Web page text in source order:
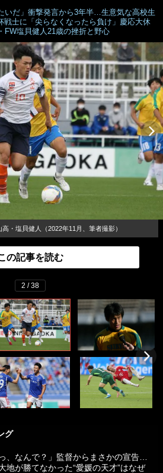
いだ」衝撃発言から3年半…生意気な高校生
戦士に「尖らなくなったら負け」慶応大休
塩貝健人21歳の挫折と野心
・塩貝健人（2022年11月、筆者撮影）
の記事を読む
2 / 38
グ
っ、なんで？」監督からまさかの宣告…
地が勝てなかった“愛媛の天才”はなぜ